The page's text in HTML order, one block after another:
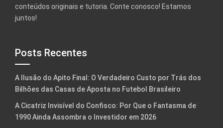
conteúdos originais e tutoria. Conte conosco! Estamos
juntos!
Posts Recentes
A Ilusão do Apito Final: O Verdadeiro Custo por Trás dos
Bilhões das Casas de Aposta no Futebol Brasileiro
A Cicatriz Invisível do Confisco: Por Que o Fantasma de
1990 Ainda Assombra o Investidor em 2026